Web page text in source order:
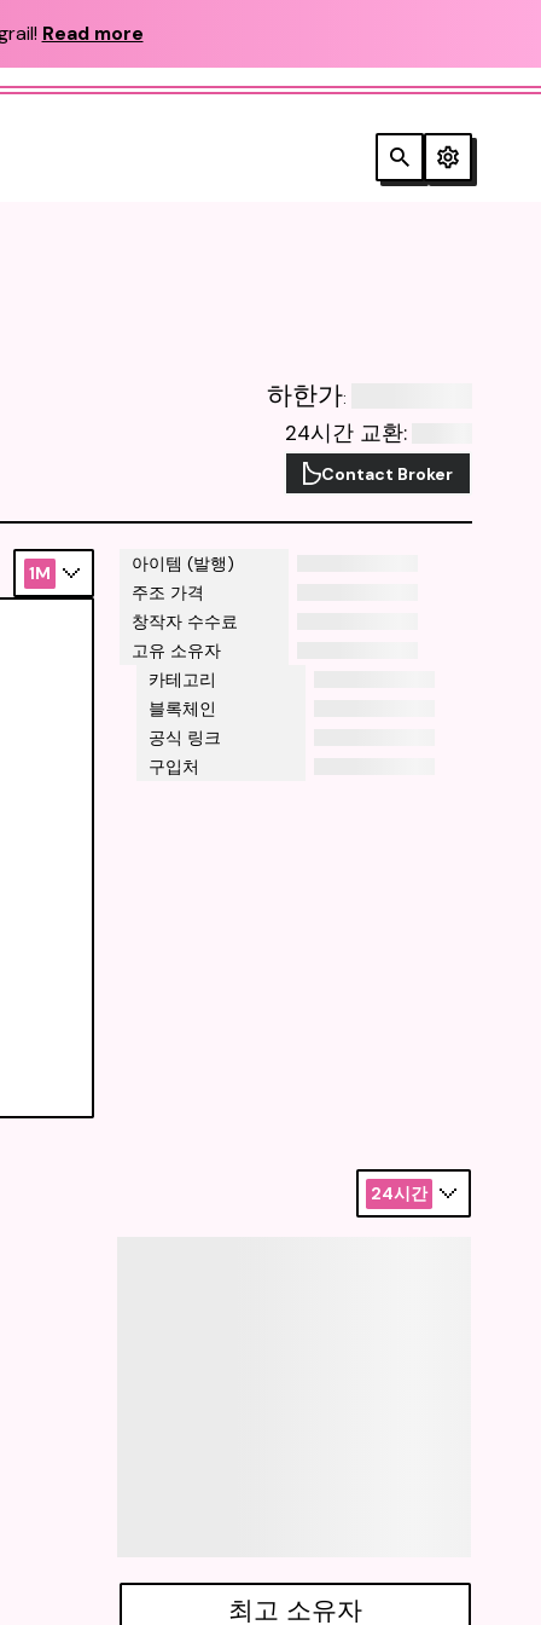
Read more
하한가:
24시간 교환:
Contact Broker
아이템 (발행)
주조 가격
창작자 수수료
고유 소유자
카테고리
블록체인
공식 링크
구입처
1M
24시간
최고 소유자